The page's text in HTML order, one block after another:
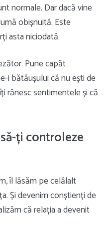
normale. Dar dacă vine
obișnuită. Este
asta niciodată.
Pune capăt
i bătăușului că nu ești de
rănesc sentimentele și că
ți controleze
îl lăsăm pe celălalt
Și devenim conștienți de
că relația a devenit